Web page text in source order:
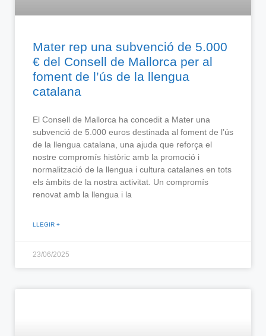
Mater rep una subvenció de 5.000
€ del Consell de Mallorca per al
foment de l’ús de la llengua
catalana
El Consell de Mallorca ha concedit a Mater una
subvenció de 5.000 euros destinada al foment de l’ús
de la llengua catalana, una ajuda que reforça el
nostre compromís històric amb la promoció i
normalització de la llengua i cultura catalanes en tots
els àmbits de la nostra activitat. Un compromís
renovat amb la llengua i la
LLEGIR +
23/06/2025